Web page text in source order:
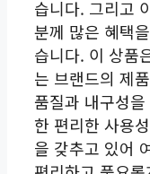
습니다. 그리고
분께 많은 혜택
습니다. 이 상품
는 브랜드의 제
품질과 내구성
한 편리한 사용
을 갖추고 있어